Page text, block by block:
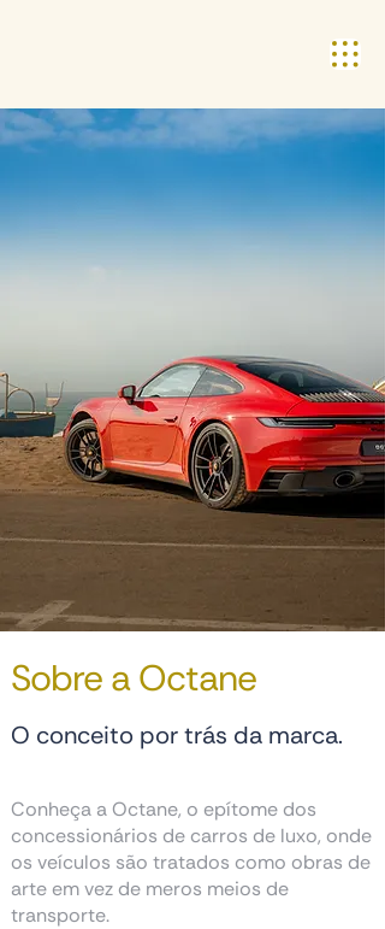
Sobre a Octane
O conceito por trás da marca.
Conheça a Octane, o epítome dos
concessionários de carros de luxo, onde
os veículos são tratados como obras de
arte em vez de meros meios de
transporte.